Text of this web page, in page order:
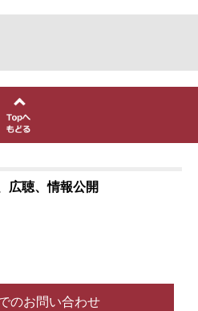
広聴、情報公開
のお問い合わせ